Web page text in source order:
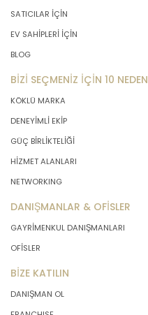
SATICILAR İÇİN
EV SAHİPLERİ İÇİN
BLOG
BİZİ SEÇMENİZ İÇİN 10 NEDEN
KÖKLÜ MARKA
DENEYİMLİ EKİP
GÜÇ BİRLİKTELİĞİ
HİZMET ALANLARI
NETWORKING
DANIŞMANLAR & OFİSLER
GAYRİMENKUL DANIŞMANLARI
OFİSLER
BİZE KATILIN
DANIŞMAN OL